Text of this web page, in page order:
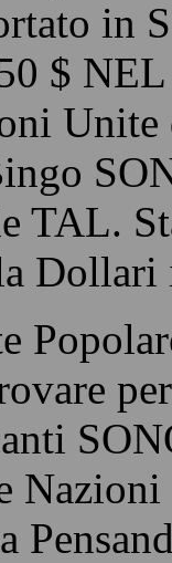
in
$
TAL.
Dollari